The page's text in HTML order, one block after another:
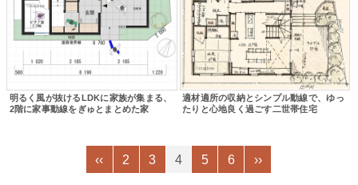
明るく風が抜けるLDKに家族が集まる、
2階に家事動線をぎゅとまとめた家
適材適所の収納とシンプル動線で、ゆっ
たりと心地良く過ごす二世帯住宅
‹‹ 2 3 4 5 6 ››